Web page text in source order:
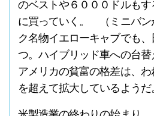
のベストや６０００ドルも
に買っていく。 （ミニバン
ク名物イエローキャブでも
つ。ハイブリッド車への台替
アメリカの貧富の格差は、
を超えて拡大しているようだ